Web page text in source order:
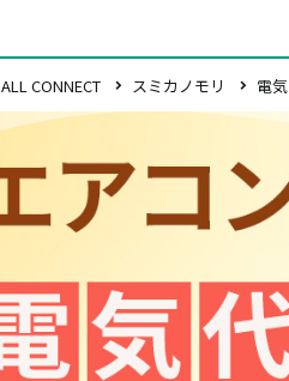
ALL CONNECT スミカノモリ 電気